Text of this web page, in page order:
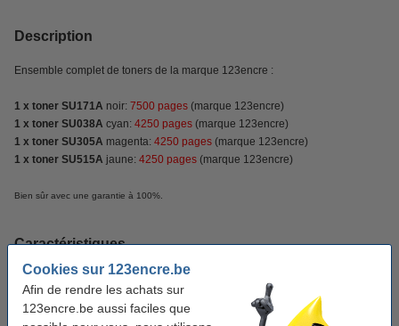
Cookies sur 123encre.be
Afin de rendre les achats sur
123encre.be aussi faciles que
Description
Ensemble complet de toners de la marque 123encre :
1 x toner SU171A noir: 7500 pages (marque 123encre)
1 x toner SU038A cyan: 4250 pages (marque 123encre)
1 x toner SU305A magenta: 4250 pages (marque 123encre)
1 x toner SU515A jaune: 4250 pages (marque 123encre)
Bien sûr avec une garantie à 100%.
Caractéristiques
Couleur: noir (1x) et couleur (3x)